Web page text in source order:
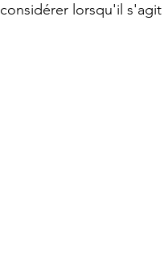
considérer lorsqu'il